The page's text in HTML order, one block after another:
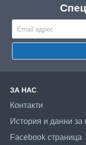
ЗА НАС
Контакти
История и данни за
Facebook страница